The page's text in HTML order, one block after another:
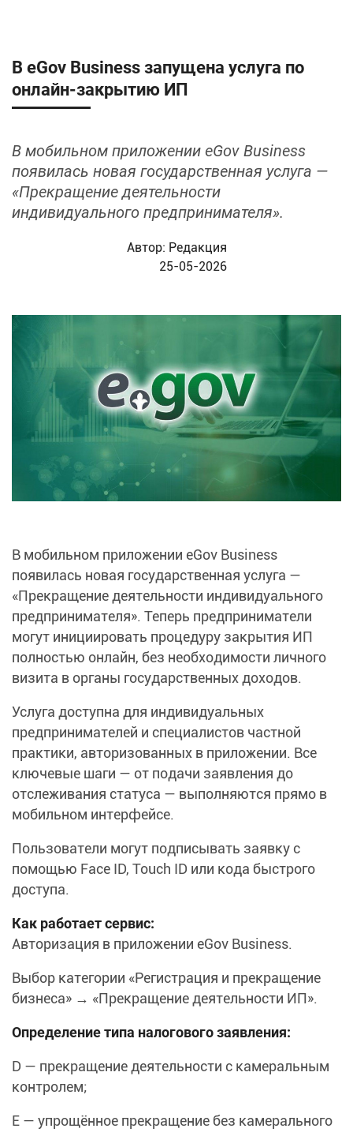
В eGov Business запущена услуга по
онлайн‑закрытию ИП
В мобильном приложении eGov Business
появилась новая государственная услуга —
«Прекращение деятельности
индивидуального предпринимателя».
Автор: Редакция
25-05-2026
В мобильном приложении eGov Business
появилась новая государственная услуга —
«Прекращение деятельности индивидуального
предпринимателя». Теперь предприниматели
могут инициировать процедуру закрытия ИП
полностью онлайн, без необходимости личного
визита в органы государственных доходов.
Услуга доступна для индивидуальных
предпринимателей и специалистов частной
практики, авторизованных в приложении. Все
ключевые шаги — от подачи заявления до
отслеживания статуса — выполняются прямо в
мобильном интерфейсе.
Пользователи могут подписывать заявку с
помощью Face ID, Touch ID или кода быстрого
доступа.
Как работает сервис:
Авторизация в приложении eGov Business.
Выбор категории «Регистрация и прекращение
бизнеса» → «Прекращение деятельности ИП».
Определение типа налогового заявления:
D — прекращение деятельности с камеральным
контролем;
E — упрощённое прекращение без камерального